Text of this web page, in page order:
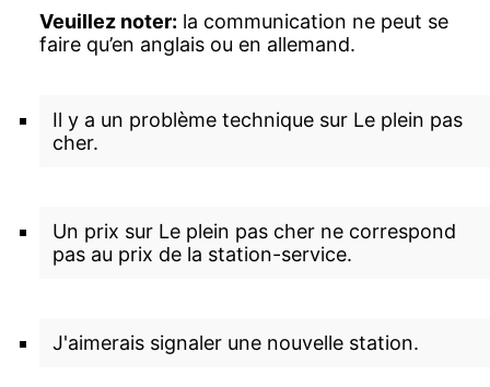
Veuillez noter: la communication ne peut se
faire qu’en anglais ou en allemand.
Il y a un problème technique sur Le plein pas
cher.
Un prix sur Le plein pas cher ne correspond
pas au prix de la station-service.
J'aimerais signaler une nouvelle station.